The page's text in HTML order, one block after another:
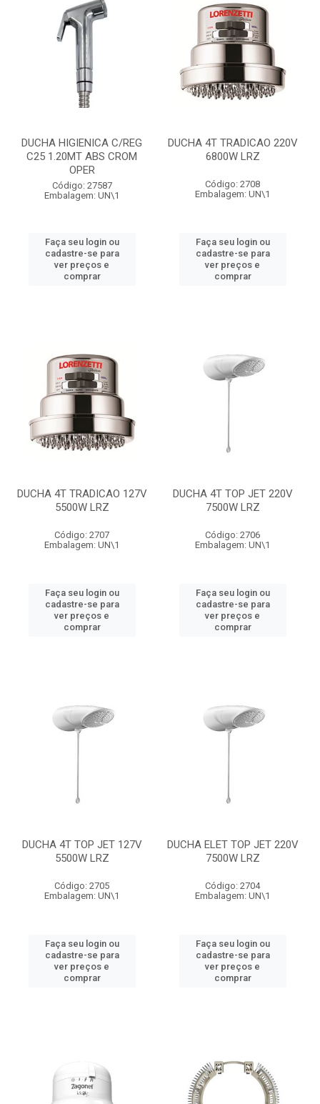
DUCHA HIGIENICA C/REG
C25 1.20MT ABS CROM
OPER
Código: 27587
Embalagem: UN\1
Faça seu login ou
cadastre-se para
ver preços e
comprar
DUCHA 4T TRADICAO 220V
6800W LRZ
Código: 2708
Embalagem: UN\1
Faça seu login ou
cadastre-se para
ver preços e
comprar
DUCHA 4T TRADICAO 127V
5500W LRZ
Código: 2707
Embalagem: UN\1
Faça seu login ou
cadastre-se para
ver preços e
comprar
DUCHA 4T TOP JET 220V
7500W LRZ
Código: 2706
Embalagem: UN\1
Faça seu login ou
cadastre-se para
ver preços e
comprar
DUCHA 4T TOP JET 127V
5500W LRZ
Código: 2705
Embalagem: UN\1
Faça seu login ou
cadastre-se para
ver preços e
comprar
DUCHA ELET TOP JET 220V
7500W LRZ
Código: 2704
Embalagem: UN\1
Faça seu login ou
cadastre-se para
ver preços e
comprar